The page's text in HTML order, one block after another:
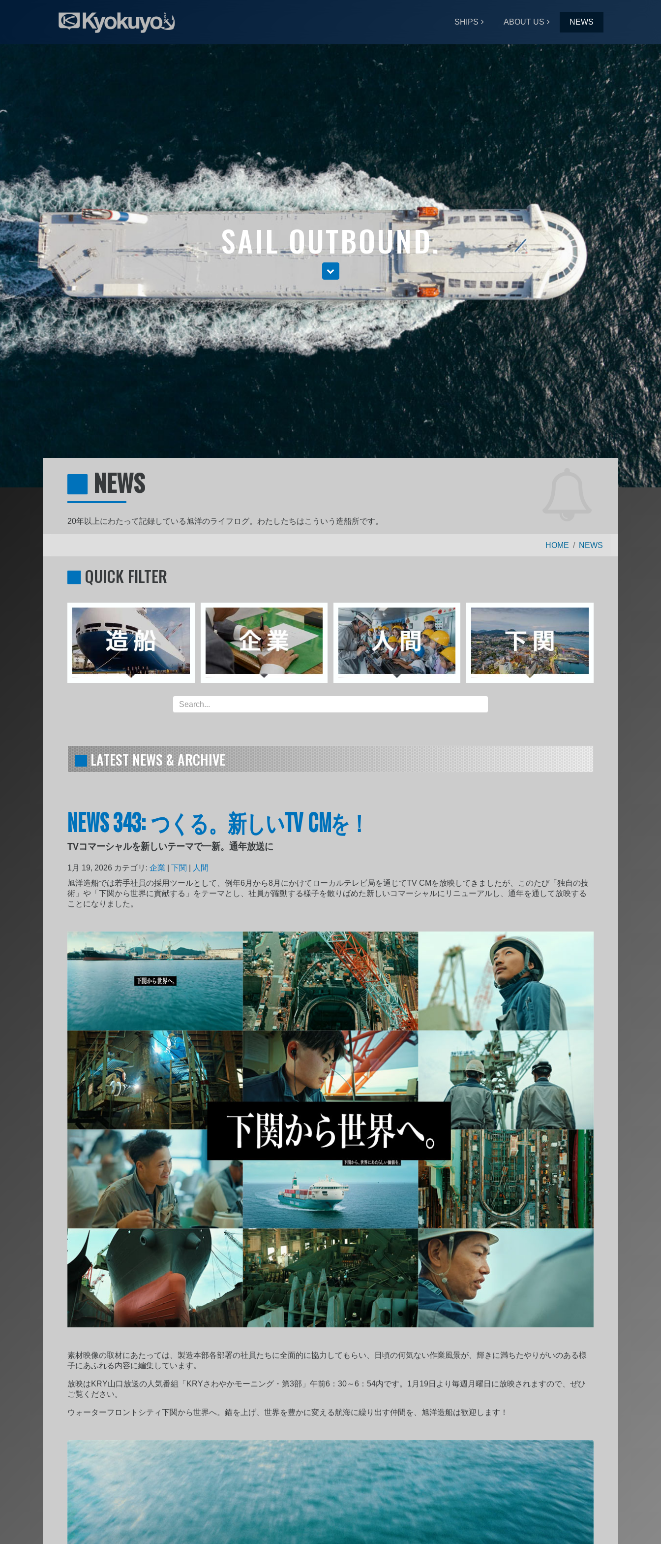
SHIPS ABOUT US NEWS
SAIL OUTBOUND.
NEWS
20年以上にわたって記録している旭洋のライフログ。わたしたちはこういう造船所です。
HOME NEWS
QUICK FILTER
LATEST NEWS & ARCHIVE
NEWS 343: つくる。新しいTV CMを！
TVコマーシャルを新しいテーマで一新。通年放送に
1月 19, 2026 カテゴリ:企業 |下関
人間
旭洋造船では若手社員の採用ツールとして、例年6月から8月にかけてローカルテレビ局を通じてTV CMを放映してきましたが、このたび「独自の技
術」や「下関から世界に貢献する」をテーマとし、社員が躍動する様子を散りばめた新しいコマーシャルにリニューアルし、通年を通して放映する
ことになりました。
素材映像の取材にあたっては、製造本部各部署の社員たちに全面的に協力してもらい、日頃の何気ない作業風景が、輝きに満ちたやりがいのある様
子にあふれる内容に編集しています。
放映はKRY山口放送の人気番組「KRYさわやかモーニング・第3部」午前6：30～6：54内です。1月19日より毎週月曜日に放映されますので、ぜひ
ご覧ください。
ウォーターフロントシティ下関から世界へ。錨を上げ、世界を豊かに変える航海に繰り出す仲間を、旭洋造船は歓迎します！